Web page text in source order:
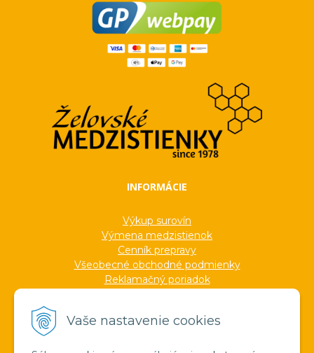
Vaše nastavenie cookies
INFORMÁCIE
Výkup surovín
Výmena medzistienok
Cenník prepravy
Všeobecné obchodné podmienky
Reklamačný poriadok
Formuláre